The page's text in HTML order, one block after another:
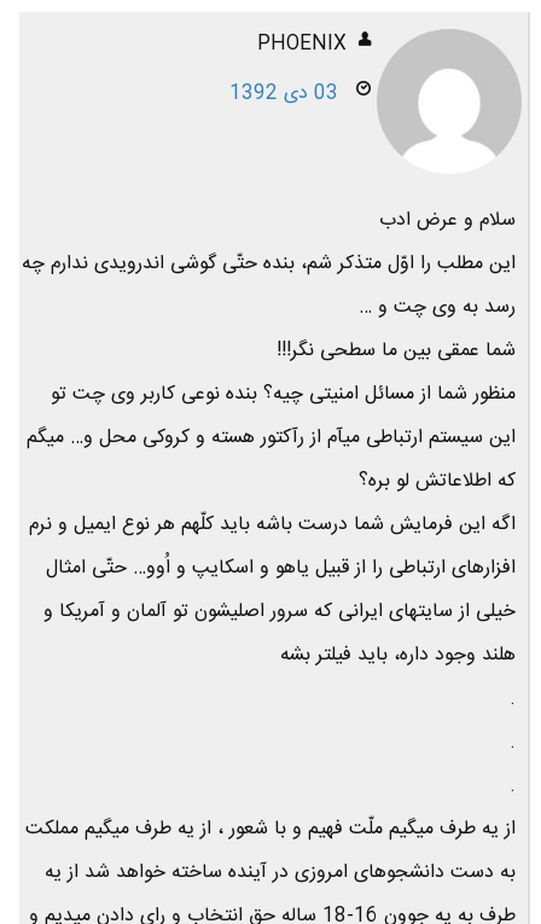
PHOENIX
03 دی 1392
سلام و عرض ادب
این مطلب را اوّل متذکر شم، بنده حتّی گوشی اندرویدی ندارم چه
رسد به وی چت و …
شما عمقی بین ما سطحی نگر!!!
منظور شما از مسائل امنیتی چیه؟ بنده نوعی کاربر وی چت تو
این سیستم ارتباطی میآم از رآکتور هسته و کروکی محل و… میگم
که اطلاعاتش لو بره؟
اگه این فرمایش شما درست باشه باید کلّهم هر نوع ایمیل و نرم
افزارهای ارتباطی را از قبیل یاهو و اسکایپ و اُوو… حتّی امثال
خیلی از سایتهای ایرانی که سرور اصلیشون تو آلمان و آمریکا و
هلند وجود داره، باید فیلتر بشه
.
.
.
از یه طرف میگیم ملّت فهیم و با شعور ، از یه طرف میگیم مملکت
به دست دانشجوهای امروزی در آینده ساخته خواهد شد از یه
طرف به یه جوون 16-18 ساله حق انتخاب و رای دادن میدیم و